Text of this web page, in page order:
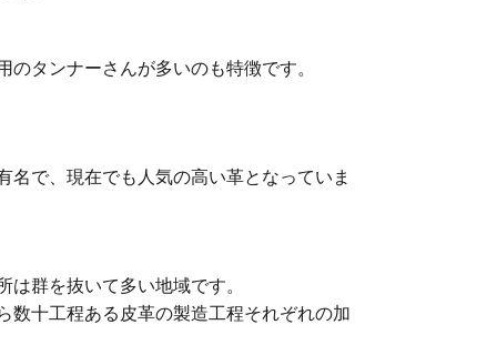
タンナーさんが多いのも特徴です。
で、現在でも人気の高い革となっていま
群を抜いて多い地域です。
数十工程ある皮革の製造工程それぞれの加